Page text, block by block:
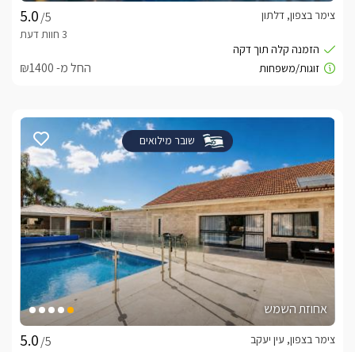
/5
צימר בצפון, דלתון
החל מ- ₪1400
שובר מילואים
אחוזת השמש
/5
צימר בצפון, עין יעקב